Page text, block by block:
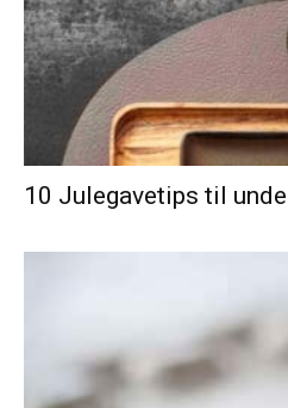
10 Julegavetips til